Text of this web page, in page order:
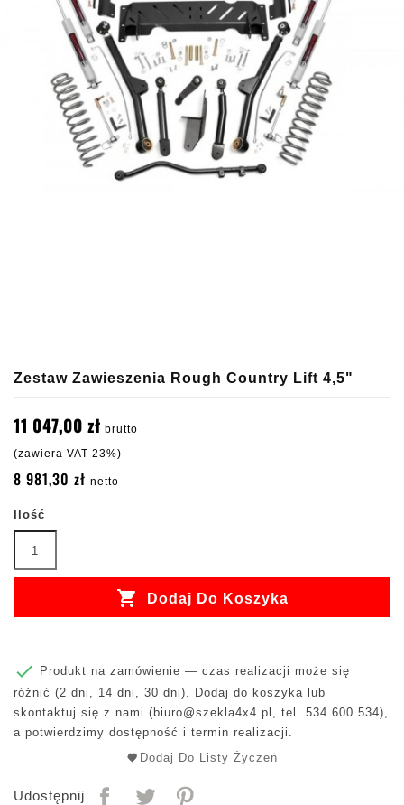
Zestaw Zawieszenia Rough Country Lift 4,5"
11 047,00 zł brutto
(zawiera VAT 23%)
8 981,30 zł netto
Ilość
 Dodaj Do Koszyka

Produkt na zamówienie — czas realizacji może się
różnić (2 dni, 14 dni, 30 dni). Dodaj do koszyka lub
skontaktuj się z nami ( biuro@szekla4x4.pl , tel. 534 600 534),
a potwierdzimy dostępność i termin realizacji.
Dodaj Do Listy Życzeń
Udostępnij